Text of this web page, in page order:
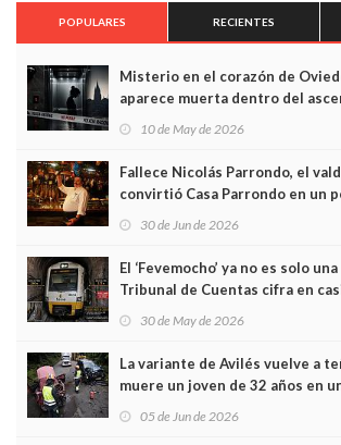
POPULARES RECIENTES
Misterio en el corazón de
aparece muerta dentro del
edificio y las cámaras captan
10 de May de 2026
Fallece Nicolás Parrondo, el
convirtió Casa Parrondo en un
Asturias en Madrid
30 de Jun de 2026
El ‘Fevemocho’ ya no es solo
Tribunal de Cuentas cifra en
sobrecoste de los trenes que no
30 de May de 2026
La variante de Avilés vuelve a
muere un joven de 32 años en
frontal
05 de Jun de 2026